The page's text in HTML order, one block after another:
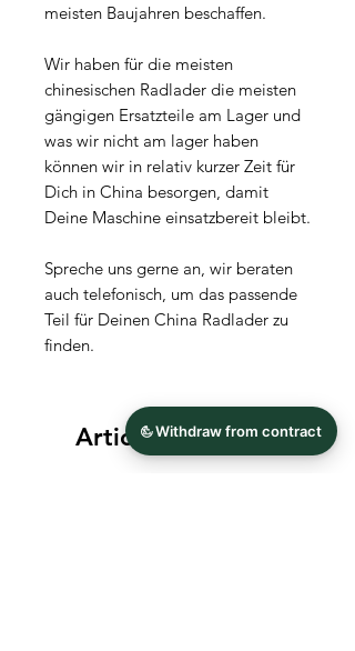
meisten Baujahren beschaffen.
Wir haben für die meisten
chinesischen Radlader die meisten
gängigen Ersatzteile am Lager und
was wir nicht am lager haben
können wir in relativ kurzer Zeit für
Dich in China besorgen, damit
Deine Maschine einsatzbereit bleibt.
Spreche uns gerne an, wir beraten
auch telefonisch, um das passende
Teil für Deinen China Radlader zu
finden.
Articles similaires